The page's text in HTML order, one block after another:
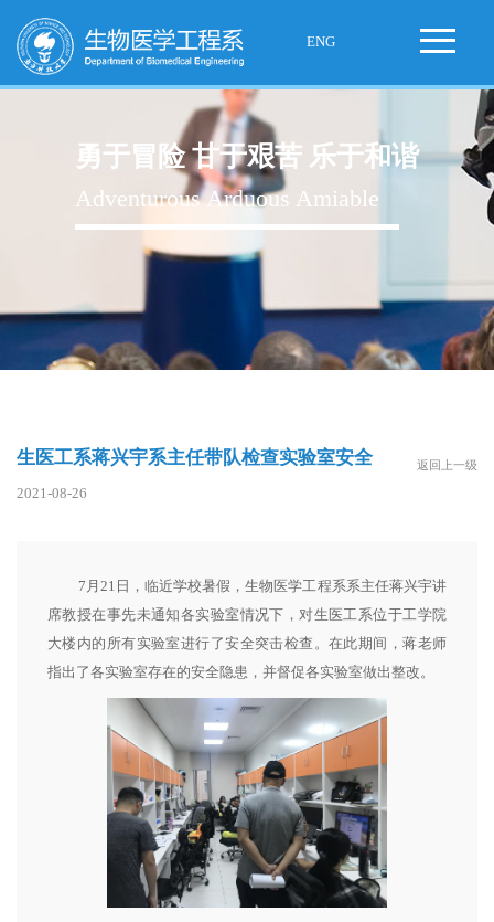
ENG
勇于冒险 甘于艰苦 乐于和谐
Adventurous Arduous Amiable
生医工系蒋兴宇系主任带队检查实验室安全
2021-08-26
返回上一级
7月21日，临近学校暑假，生物医学工程系系主任蒋兴宇讲
席教授在事先未通知各实验室情况下，对生医工系位于工学院
大楼内的所有实验室进行了安全突击检查。在此期间，蒋老师
指出了各实验室存在的安全隐患，并督促各实验室做出整改。